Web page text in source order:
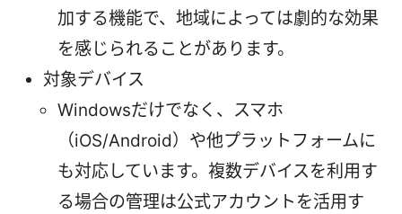
加する機能で、地域によっては劇的な効果
を感じられることがあります。
対象デバイス
Windowsだけでなく、スマホ
（iOS/Android）や他プラットフォームに
も対応しています。複数デバイスを利用す
る場合の管理は公式アカウントを活用す